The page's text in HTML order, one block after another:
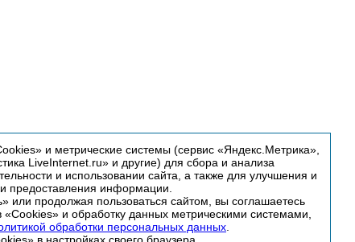
и метрические системы (сервис «Яндекс.Метрика»,
LiveInternet.ru» и другие) для сбора и анализа
и использовании сайта, а также для улучшения и
предоставления информации.
или продолжая пользоваться сайтом, вы соглашаетесь
и обработку данных метрическими системами,
обработки персональных данных